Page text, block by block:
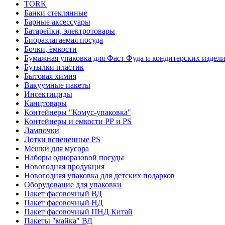
TORK
Банки стеклянные
Барные аксессуары
Батарейки, электротовары
Биоразлагаемая посуда
Бочки, ёмкости
Бумажная упаковка для Фаст Фуда и кондитерских
Бутылки пластик
Бытовая химия
Вакуумные пакеты
Инсектициды
Канцтовары
Контейнеры "Комус-упаковка"
Контейнеры и емкости РР и PS
Лампочки
Лотки вспененные PS
Мешки для мусора
Наборы одноразовой посуды
Новогодняя продукция
Новогодняя упаковка для детских подарков
Оборудование для упаковки
Пакет фасовочный ВД
Пакет фасовочный НД
Пакет фасовочный ПНД Китай
Пакеты "майка" ВД